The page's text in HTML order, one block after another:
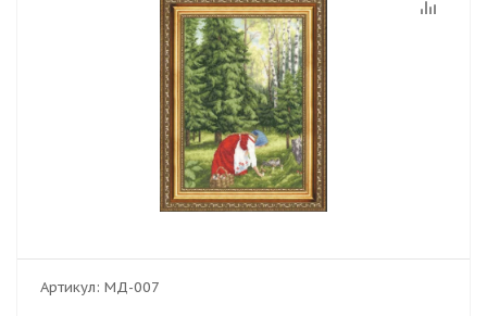
Артикул: МД-007